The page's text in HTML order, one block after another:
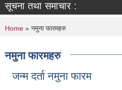
सूचना तथा समाचार :
You are here
Home » नमुना फारमहरु
नमुना फारमहरु
जन्म दर्ता नमुना फारम